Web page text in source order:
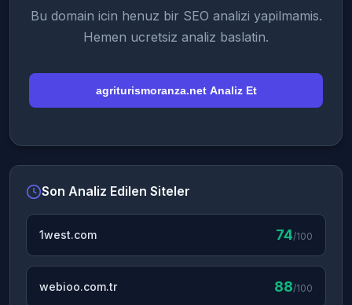
Bu domain icin henuz bir SEO analizi yapilmamis.
Hemen ucretsiz analiz baslatin.
agriturismoranza.net Analiz Et
Son Analiz Edilen Siteler
1west.com 74/100
webioo.com.tr 88/100